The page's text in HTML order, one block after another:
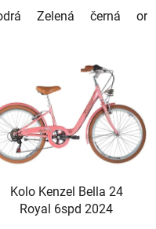
hnědáZelená černá
Kolo Kenzel Bella 24
Royal 6spd 2024